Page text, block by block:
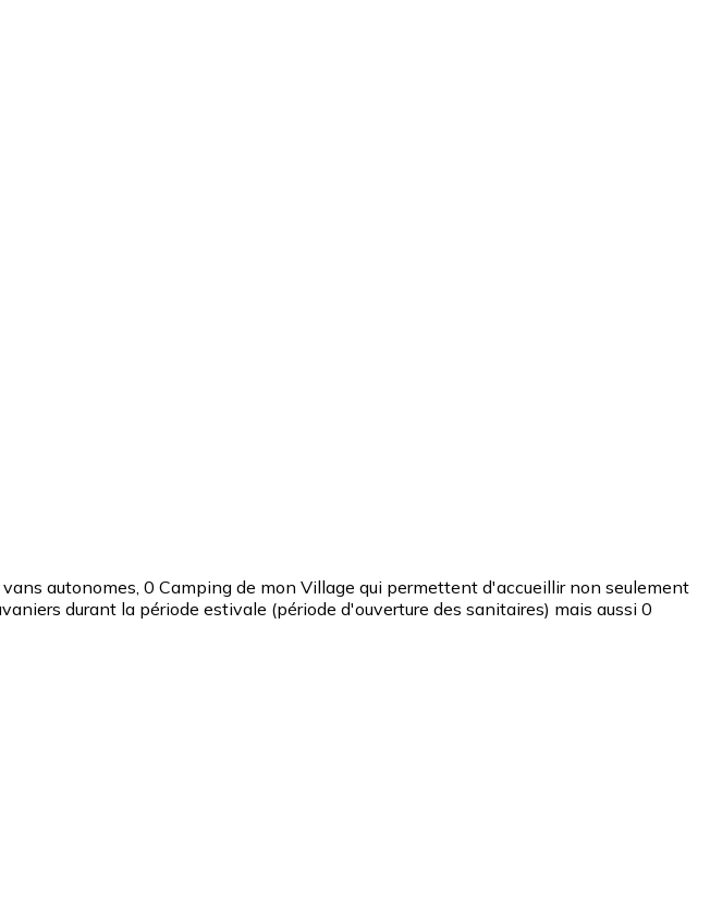
autonomes, 0 Camping de mon Village qui permettent d'accueillir non seulement
durant la période estivale (période d'ouverture des sanitaires) mais aussi 0